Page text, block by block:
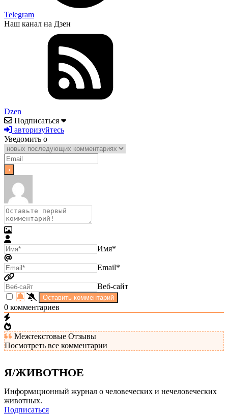
Telegram
Наш канал на Дзен
Dzen
Подписаться
авторизуйтесь
Уведомить о
Имя*
Email*
Веб-сайт
0 комментариев
Межтекстовые Отзывы
Посмотреть все комментарии
Я/ЖИВОТНОЕ
Информационный журнал о человеческих и нечеловеческих
животных.
Подписаться